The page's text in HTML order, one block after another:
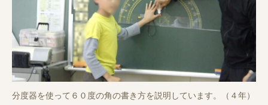
分度器を使って６０度の角の書き方を説明しています。（４年）